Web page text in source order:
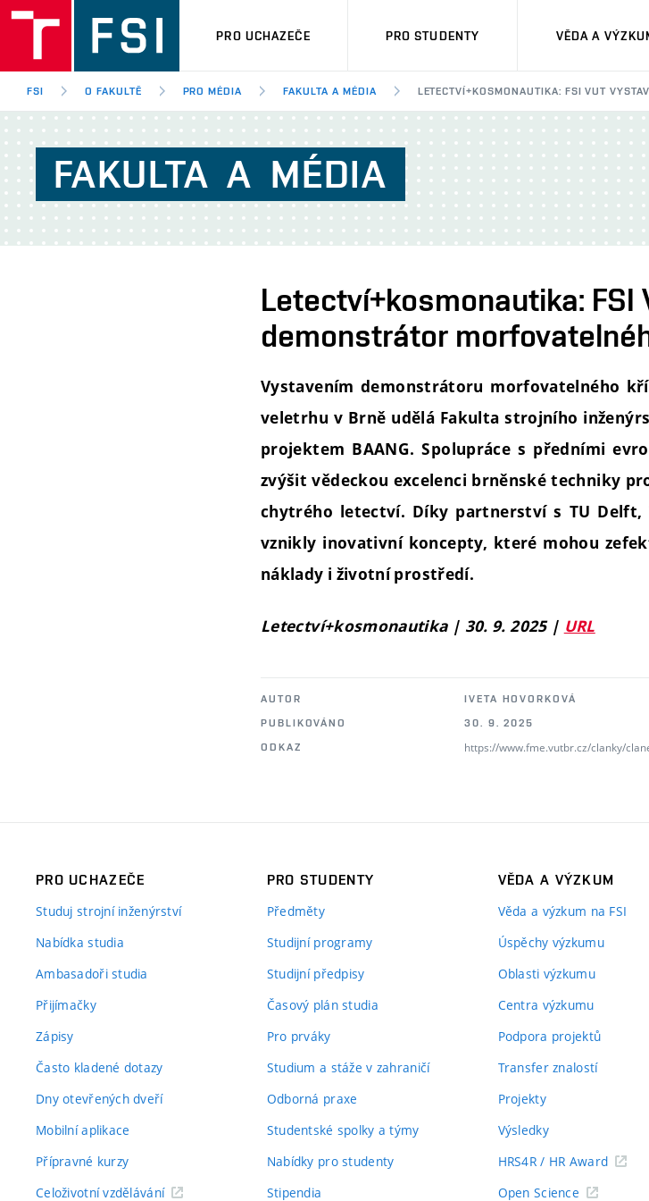
PRO UCHAZEČE PRO STUDENTY VĚDA A
FSI O FAKULTĚ PRO MÉDIA FAKULTA A MÉDIA LETECTVÍ+KOSMONAUTIKA: FSI VUT
FAKULTA A MÉDIA
Letectví+kosmonautika: FSI
demonstrátor
Vystavením demonstrátoru morfovatelného
veletrhu v Brně udělá Fakulta strojního
projektem BAANG. Spolupráce s předními
zvýšit vědeckou excelenci brněnské techniky
chytrého letectví. Díky partnerství s TU Delft,
vznikly inovativní koncepty, které mohou
náklady i životní prostředí.
Letectví+kosmonautika | 30. 9. 2025 | URL
AUTOR
IVETA HOVORKOVÁ
PUBLIKOVÁNO
30. 9. 2025
ODKAZ
https://www.fme.vutbr.cz/clanky/
PRO UCHAZEČE
Studuj strojní inženýrství
Nabídka studia
Ambasadoři studia
Přijímačky
Zápisy
Často kladené dotazy
Dny otevřených dveří
Mobilní aplikace
Přípravné kurzy
Celoživotní vzdělávání
PRO STUDENTY
Předměty
Studijní programy
Studijní předpisy
Časový plán studia
Pro prváky
Studium a stáže v zahraničí
Odborná praxe
Studentské spolky a týmy
Nabídky pro studenty
Stipendia
VĚDA A VÝZKUM
Věda a výzkum na FSI
Úspěchy výzkumu
Oblasti výzkumu
Centra výzkumu
Podpora projektů
Transfer znalostí
Projekty
Výsledky
HRS4R / HR Award
Open Science